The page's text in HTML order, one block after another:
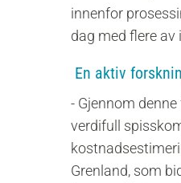
innenfor
dag med flere av
En aktiv
- Gjennom
verdifull
Grenland, som